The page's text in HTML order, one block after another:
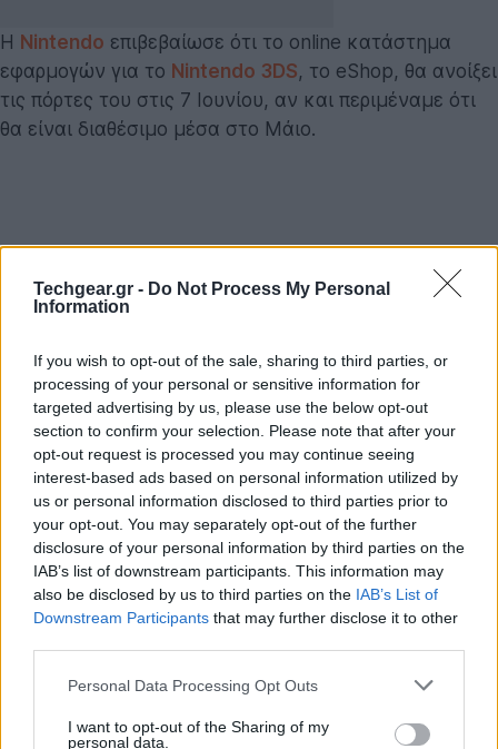
Techgear.gr - Do Not Process My Personal
Information
If you wish to opt-out of the sale, sharing to third parties, or
processing of your personal or sensitive information for
targeted advertising by us, please use the below opt-out
section to confirm your selection. Please note that after your
opt-out request is processed you may continue seeing
interest-based ads based on personal information utilized by
us or personal information disclosed to third parties prior to
your opt-out. You may separately opt-out of the further
disclosure of your personal information by third parties on the
IAB’s list of downstream participants. This information may
also be disclosed by us to third parties on the IAB’s List of
Downstream Participants that may further disclose it to other
Please note that this website/app uses one or more Google
not limited to your visit or usage behaviour. You may click to
Personal Data Processing Opt Outs
I want to opt-out of the Sharing of my
personal data.
Η Nintendo επιβεβαίωσε ότι το online κατάστημα
εφαρμογών για το Nintendo 3DS, το eShop, θα ανοίξει
τις πόρτες του στις 7 Ιουνίου, αν και περιμέναμε ότι
θα είναι διαθέσιμο μέσα στο Μάιο.